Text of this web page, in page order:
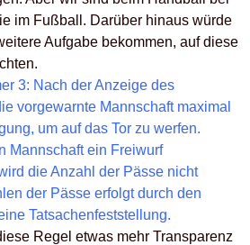
im Fußball. Darüber hinaus würde
Aufgabe bekommen, auf diese
3: Nach der Anzeige des
vorgewarnte Mannschaft maximal
um auf das Tor zu werfen.
Mannschaft ein Freiwurf
die Anzahl der Pässe nicht
der Pässe erfolgt durch den
Tatsachenfeststellung.
Regel etwas mehr Transparenz